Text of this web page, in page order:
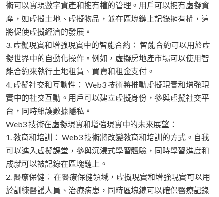
術可以實現數字資產和擁有權的管理。用戶可以擁有虛擬資
產，如虛擬土地、虛擬物品，並在區塊鏈上記錄擁有權，這
將促使虛擬經濟的發展。
3. 虛擬現實和增強現實中的智能合約： 智能合約可以用於虛
擬世界中的自動化操作。例如，虛擬房地產市場可以使用智
能合約來執行土地租賃、買賣和租金支付。
4. 虛擬社交和互動性： Web3 技術將推動虛擬現實和增強現
實中的社交互動。用戶可以建立虛擬身份，參與虛擬社交平
台，同時維護數據隱私。
Web3 技術在虛擬現實和增強現實中的未來展望：
1. 教育和培訓： Web3 技術將改變教育和培訓的方式。自我
可以進入虛擬課堂，參與沉浸式學習體驗，同時學習進度和
成就可以被記錄在區塊鏈上。
2. 醫療保健： 在醫療保健領域，虛擬現實和增強現實可以用
於訓練醫護人員、治療病患，同時區塊鏈可以確保醫療記錄